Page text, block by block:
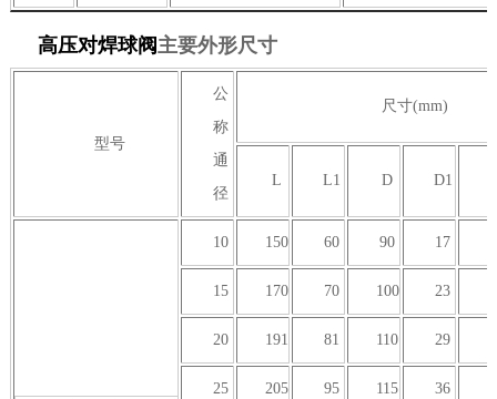
高压对焊球阀主要外形尺寸
型号
公
称
通
径
尺寸(mm)
L L1 D D1
10 150 60 90 17
15 170 70 100 23
20 191 81 110 29
25 205 95 115 36